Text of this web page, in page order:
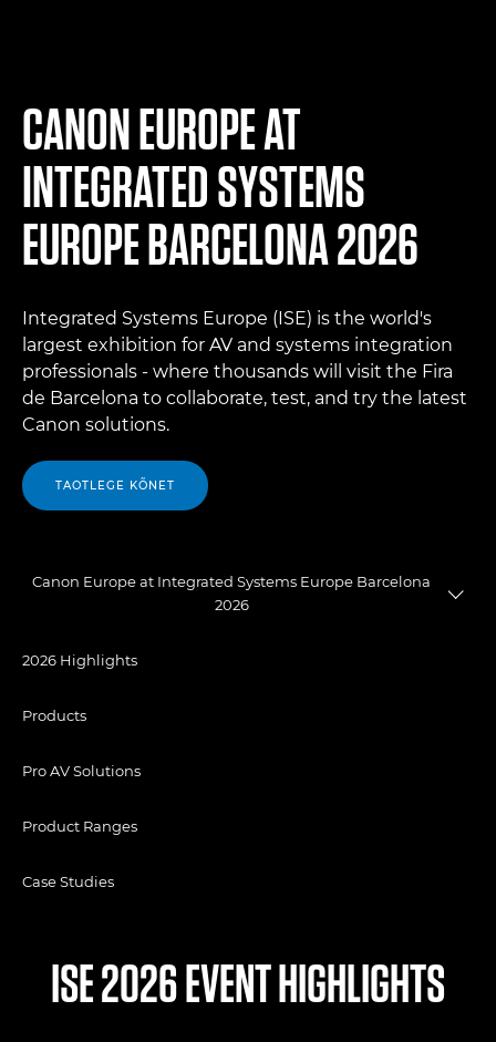
CANON EUROPE AT
INTEGRATED SYSTEMS
EUROPE BARCELONA 2026
Integrated Systems Europe (ISE) is the world's
largest exhibition for AV and systems integration
professionals - where thousands will visit the Fira
de Barcelona to collaborate, test, and try the latest
Canon solutions.
TAOTLEGE KÕNET
Canon Europe at Integrated Systems Europe Barcelona
2026
2026 Highlights
Products
Pro AV Solutions
Product Ranges
Case Studies
ISE 2026 EVENT HIGHLIGHTS